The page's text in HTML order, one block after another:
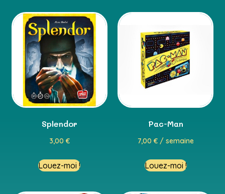
Splendor
3,00 €
Louez-moi !
Pac-Man
7,00 €/ semaine
Louez-moi !